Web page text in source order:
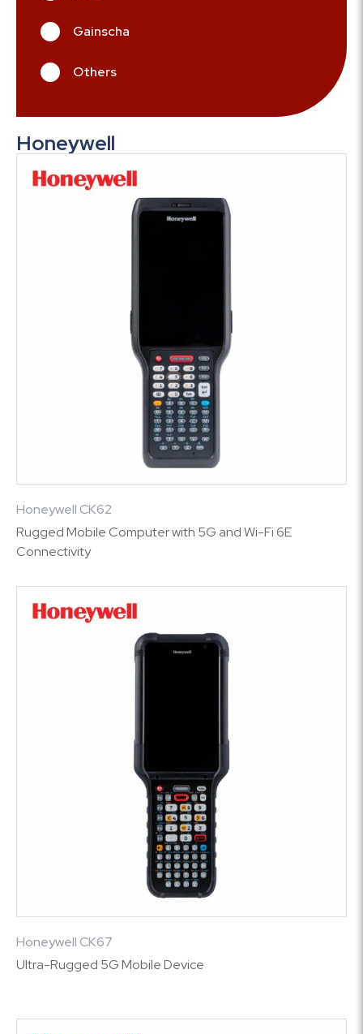
Gainscha
Others
Honeywell
Honeywell CK62
Rugged Mobile Computer with 5G and Wi-Fi 6E
Connectivity
Honeywell CK67
Ultra-Rugged 5G Mobile Device